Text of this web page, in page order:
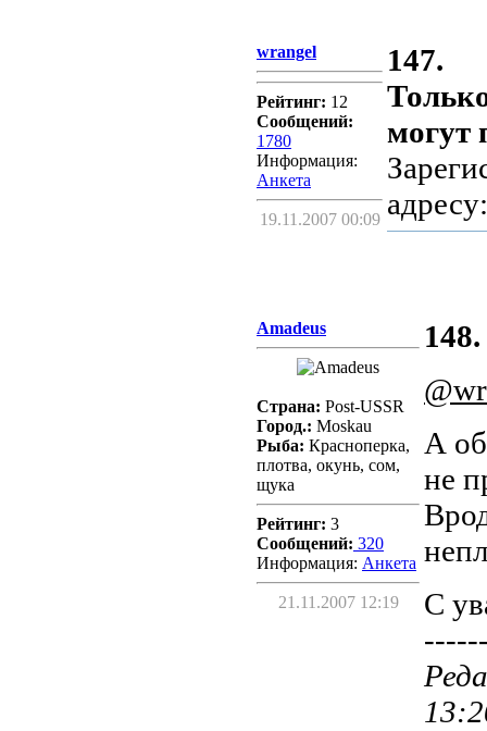
wrangel
Рейтинг: 12
Сообщений:
1780
Информация:
Aнкета
19.11.2007 00:09
147.
могут
Amadeus
Страна: Post-USSR
Город.: Moskau
Рыба: Красноперка,
плотва, окунь, сом,
щука
Рейтинг: 3
Сообщений: 320
Информация: Aнкета
21.11.2007 12:19
148.
А
не
С